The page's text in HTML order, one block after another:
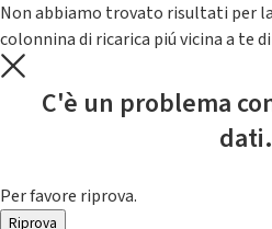
Non abbiamo trovato risultati per
colonnina di ricarica piú vicina a te
C'è un problema
dati.
Per favore riprova.
Riprova